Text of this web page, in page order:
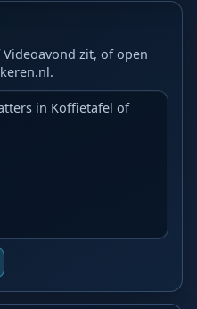
zit, of open
in Koffietafel of